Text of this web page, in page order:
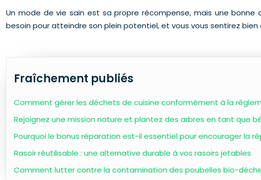
Un mode de vie sain est sa propre récompense, mais une
besoin pour atteindre son plein potentiel, et vous vous sentirez bien
Fraîchement publiés
Comment gérer les déchets de cuisine conformément à la
Rejoignez une mission nature et plantez des arbres en tant que
Pourquoi le bonus réparation est-il essentiel pour encourager la
Rasoir réutilisable : une alternative durable à vos rasoirs jetables
Comment lutter contre la contamination des poubelles bio-